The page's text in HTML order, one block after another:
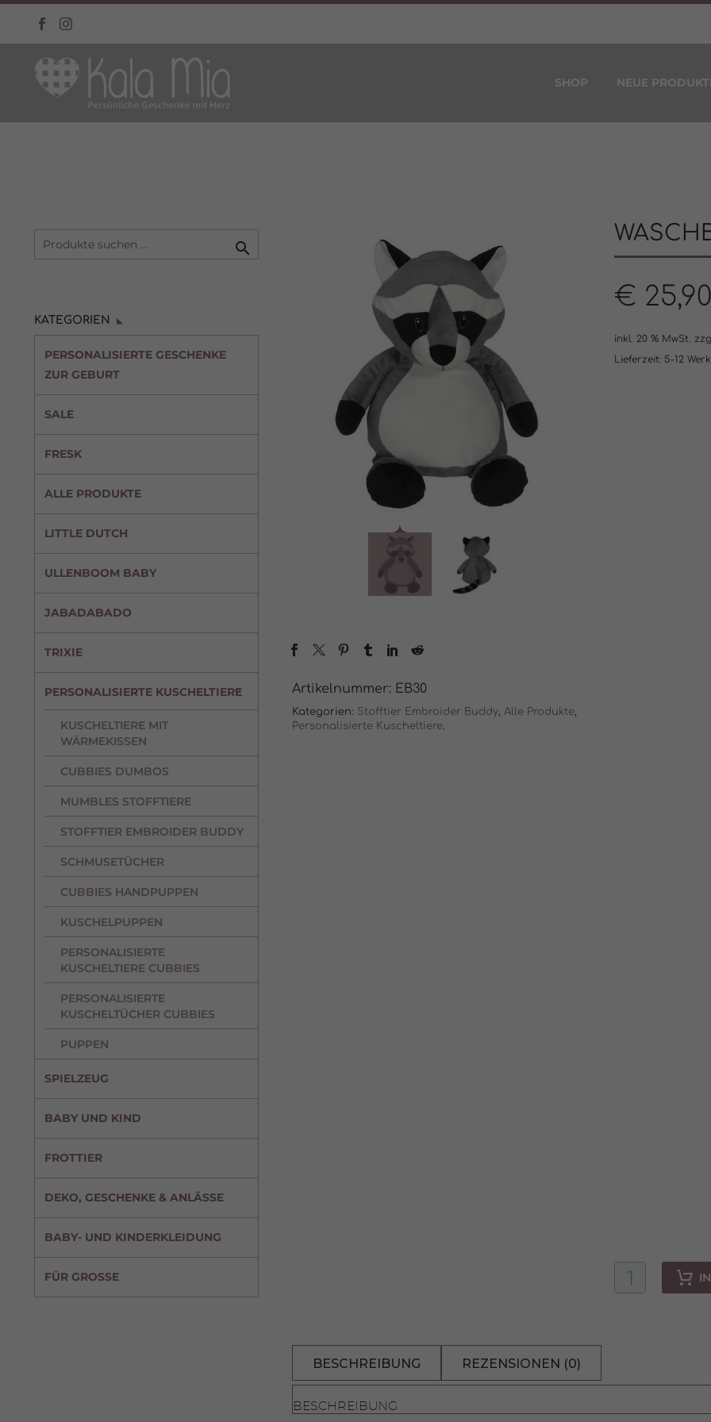
SHOP NEUE
Artikelnummer: EB30
Kategorien: Stofftier Embroider Buddy, Alle Produkte,
Personalisierte Kuscheltiere.
€ 25,90
inkl. 20 % MwSt.
Lieferzeit: 5-12
Waschbär
BESCHREIBUNG REZENSIONEN (0)
BESCHREIBUNG

KATEGORIEN
PERSONALISIERTE GESCHENKE
ZUR GEBURT
SALE
FRESK
ALLE PRODUKTE
LITTLE DUTCH
ULLENBOOM BABY
JABADABADO
TRIXIE
PERSONALISIERTE KUSCHELTIERE
KUSCHELTIERE MIT
WÄRMEKISSEN
CUBBIES DUMBOS
MUMBLES STOFFTIERE
STOFFTIER EMBROIDER BUDDY
SCHMUSETÜCHER
CUBBIES HANDPUPPEN
KUSCHELPUPPEN
PERSONALISIERTE
KUSCHELTIERE CUBBIES
PERSONALISIERTE
KUSCHELTÜCHER CUBBIES
PUPPEN
SPIELZEUG
BABY UND KIND
FROTTIER
DEKO, GESCHENKE & ANLÄSSE
BABY- UND KINDERKLEIDUNG
FÜR GROSSE